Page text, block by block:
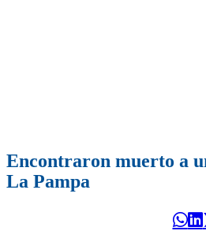
Encontraron muerto a
La Pampa